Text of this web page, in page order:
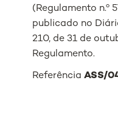
(Regulamento n.º
publicado no
210, de 31 de
Regulamento.
ReferênciaASS/